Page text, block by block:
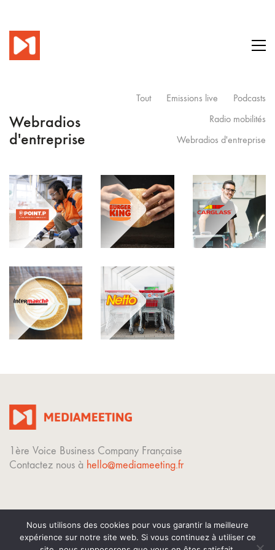
Webradios
d'entreprise
Tout Emissions live
Podcasts
Radio mobilités
Webradios d'entreprise
1ère Voice Business Company Française
Contactez nous à hello@mediameeting.fr
© Copyright 2023. Tous droits réservés.
Nous utilisons des cookies pour vous garantir la meilleure
expérience sur notre site web. Si vous continuez à utiliser ce